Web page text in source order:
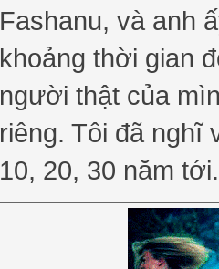
Fashanu, và anh
khoảng thời gian
người thật của
riêng. Tôi đã nghĩ
10, 20, 30 năm